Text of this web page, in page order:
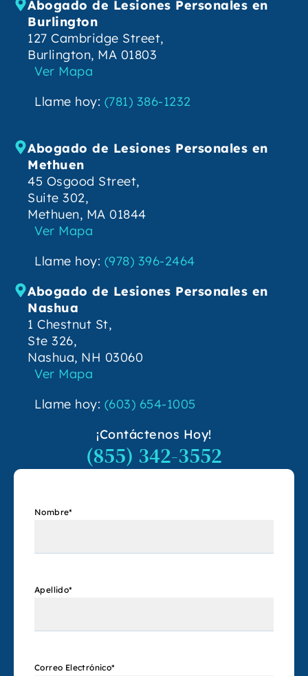
Abogado de Lesiones Personales en
Burlington
127 Cambridge Street,
Burlington, MA 01803
Ver Mapa
Llame hoy: (781) 386-1232
Abogado de Lesiones Personales en
Methuen
45 Osgood Street,
Suite 302,
Methuen, MA 01844
Ver Mapa
Llame hoy: (978) 396-2464
Abogado de Lesiones Personales en
Nashua
1 Chestnut St,
Ste 326,
Nashua, NH 03060
Ver Mapa
Llame hoy: (603) 654-1005
¡Contáctenos Hoy!
(855) 342-3552
Nombre*
Apellido*
Correo Electrónico*